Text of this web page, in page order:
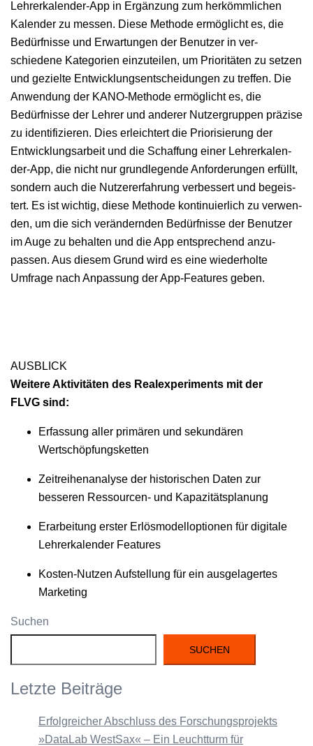
Lehrerkalen­der-App in Ergänzung zum herkömm­lichen
Kalen­der zu messen. Diese Meth­ode ermöglicht es, die
Bedürfnisse und Erwartun­gen der Benutzer in ver­
schiedene Kat­e­gorien einzuteilen, um Pri­or­itäten zu set­zen
und gezielte Entwick­lungsentschei­dun­gen zu tre­f­fen. Die
Anwen­dung der KANO-Meth­ode ermöglicht es, die
Bedürfnisse der Lehrer und ander­er Nutzer­grup­pen präzise
zu iden­ti­fizieren. Dies erle­ichtert die Pri­or­isierung der
Entwick­lungsar­beit und die Schaf­fung ein­er Lehrerkalen­
der-App, die nicht nur grundle­gende Anforderun­gen erfüllt,
son­dern auch die Nutzer­erfahrung verbessert und begeis­
tert. Es ist wichtig, diese Meth­ode kon­tinuier­lich zu ver­wen­
den, um die sich verän­dern­den Bedürfnisse der Benutzer
im Auge zu behal­ten und die App entsprechend anzu­
passen. Aus diesem Grund wird es eine wieder­holte
Umfrage nach Anpas­sung der App-Fea­tures geben.
AUSBLICK
Weit­ere Aktiv­itäten des Real­ex­per­i­ments mit der
FLVG sind:
Erfas­sung aller primären und sekundären
Wertschöpfungsketten
Zeitrei­hen­analyse der his­torischen Dat­en zur
besseren Ressourcen- und Kapazitätsplanung
Erar­beitung erster Erlös­mod­el­lop­tio­nen für dig­i­tale
Lehrerkalen­der Features
Kosten-Nutzen Auf­stel­lung für ein aus­ge­lagertes
Marketing
Suchen
SUCHEN
Letzte Beiträge
Erfolgreicher Abschluss des Forschungsprojekts
»DataLab WestSax« – Ein Leuchtturm für